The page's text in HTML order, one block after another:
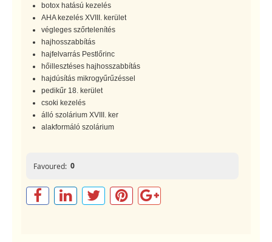
botox hatású kezelés
AHA kezelés XVIII. kerület
végleges szőrtelenítés
hajhosszabbítás
hajfelvarrás Pestlőrinc
hőillesztéses hajhosszabbítás
hajdúsítás mikrogyűrűzéssel
pedikűr 18. kerület
csoki kezelés
álló szolárium XVIII. ker
alakformáló szolárium
Favoured: 0